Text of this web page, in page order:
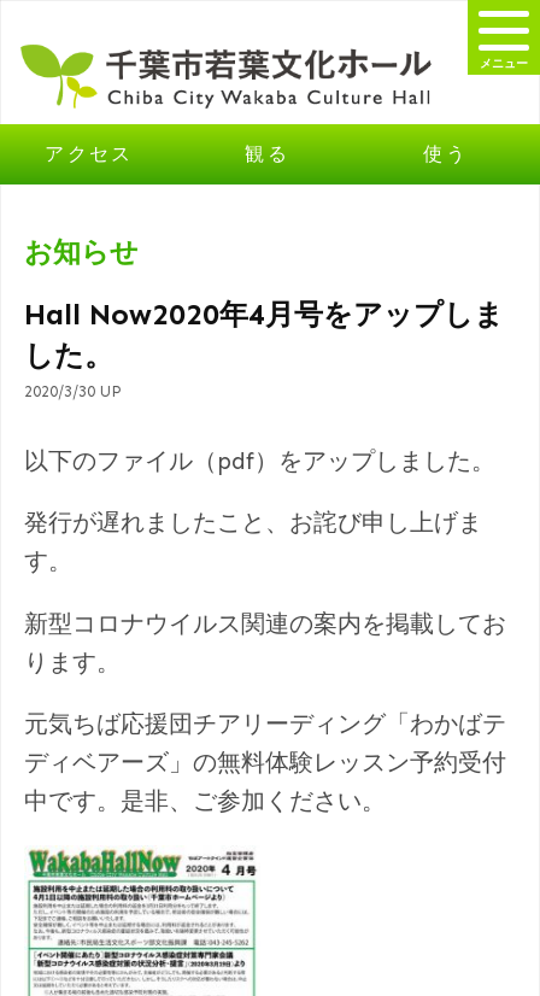
アクセス 観る 使う
メニュー
お知らせ
Hall Now2020年4月号をアップしま
した。
2020/3/30 UP
以下のファイル（pdf）をアップしました。
発行が遅れましたこと、お詫び申し上げま
す。
新型コロナウイルス関連の案内を掲載してお
ります。
元気ちば応援団チアリーディング「わかばテ
ディベアーズ」の無料体験レッスン予約受付
中です。是非、ご参加ください。